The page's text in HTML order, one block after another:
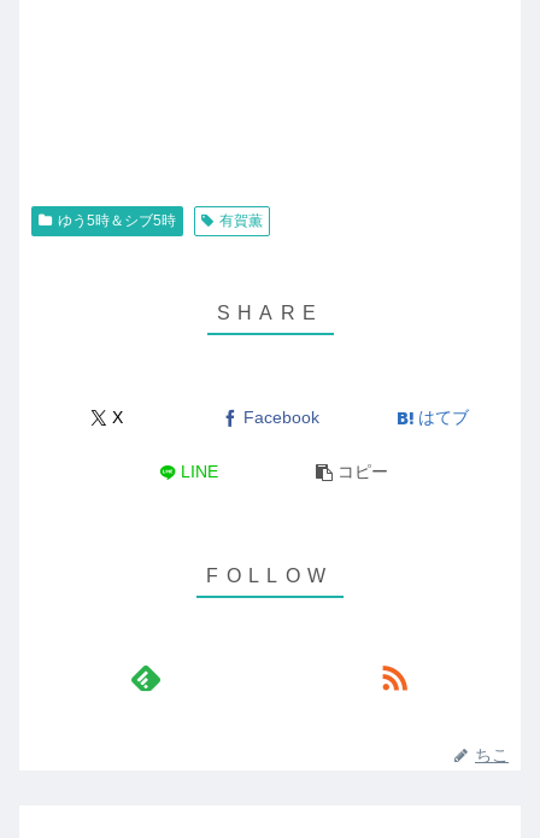
ゆう5時＆シブ5時 有賀薫
X Facebook はてブ
LINE コピー
ちこ